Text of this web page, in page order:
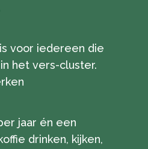
voor iedereen die
het vers-cluster.
jaar én een
drinken, kijken,